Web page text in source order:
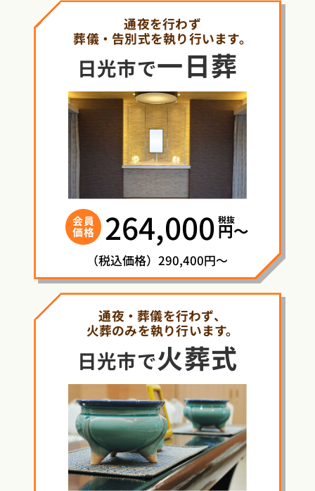
通夜を行わず
葬儀・告別式を執り行います。
日光市で一日葬
会員
価格 264,000 税抜
円〜
（税込価格）290,400円～
通夜・葬儀を行わず、
火葬のみを執り行います。
日光市で火葬式